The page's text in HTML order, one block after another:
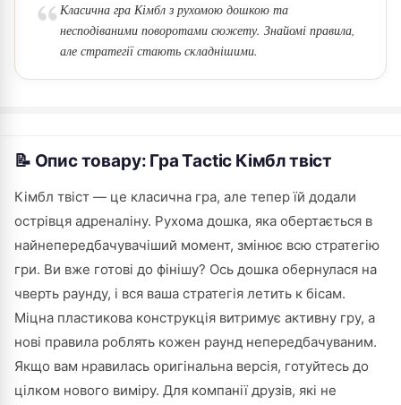
Класична гра Кімбл з рухомою дошкою та
несподіваними поворотами сюжету. Знайомі правила,
але стратегії стають складнішими.
📝 Опис товару: Гра Tactic Кімбл твіст
Кімбл твіст — це класична гра, але тепер їй додали
острівця адреналіну. Рухома дошка, яка обертається в
найнепередбачувачіший момент, змінює всю стратегію
гри. Ви вже готові до фінішу? Ось дошка обернулася на
чверть раунду, і вся ваша стратегія летить к бісам.
Міцна пластикова конструкція витримує активну гру, а
нові правила роблять кожен раунд непередбачуваним.
Якщо вам нравилась оригінальна версія, готуйтесь до
цілком нового виміру. Для компанії друзів, які не